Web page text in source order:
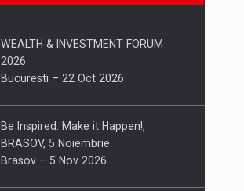
WEALTH & INVESTMENT FORUM
2026
Bucuresti – 22 Oct 2026
Be Inspired. Make it Happen!,
BRASOV, 5 Noiembrie
Brasov – 5 Nov 2026